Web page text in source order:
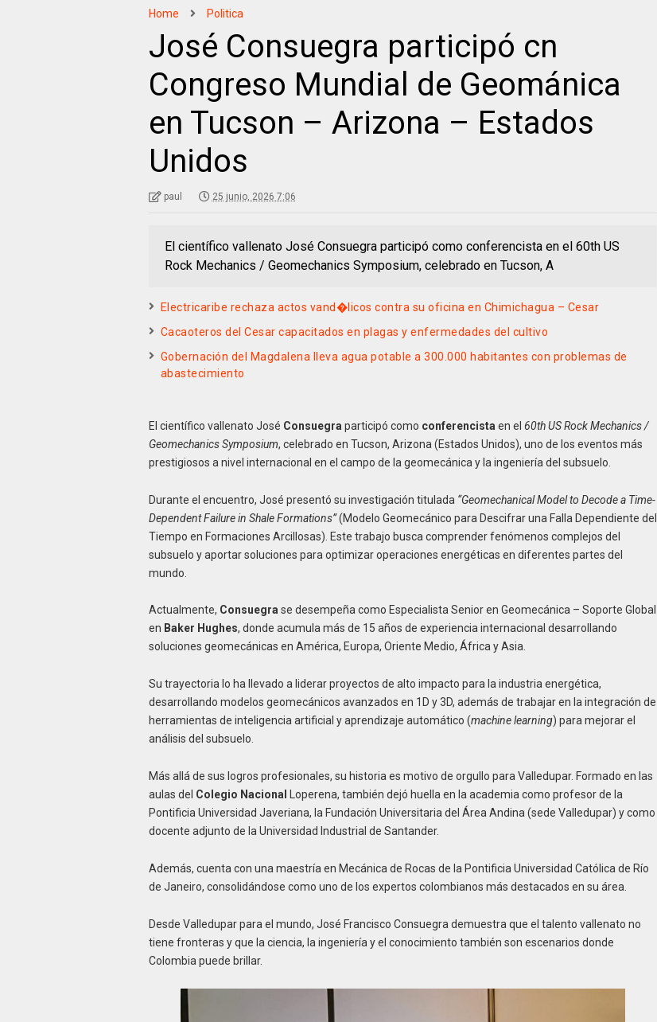
Home Politica
José Consuegra participó cn
Congreso Mundial de Geománica
en Tucson – Arizona – Estados
Unidos
paul 25 junio, 2026 7:06
El científico vallenato José Consuegra participó como conferencista en el 60th US
Rock Mechanics / Geomechanics Symposium, celebrado en Tucson, A
Electricaribe rechaza actos vand�licos contra su oficina en Chimichagua – Cesar
Cacaoteros del Cesar capacitados en plagas y enfermedades del cultivo
Gobernación del Magdalena lleva agua potable a 300.000 habitantes con problemas de
abastecimiento
El científico vallenato José Consuegra participó como conferencista en el 60th US Rock Mechanics /
Geomechanics Symposium, celebrado en Tucson, Arizona (Estados Unidos), uno de los eventos más
prestigiosos a nivel internacional en el campo de la geomecánica y la ingeniería del subsuelo.
Durante el encuentro, José presentó su investigación titulada “Geomechanical Model to Decode a Time-
Dependent Failure in Shale Formations”(Modelo Geomecánico para Descifrar una Falla Dependiente del
Tiempo en Formaciones Arcillosas). Este trabajo busca comprender fenómenos complejos del
subsuelo y aportar soluciones para optimizar operaciones energéticas en diferentes partes del
mundo.
Actualmente, Consuegra se desempeña como Especialista Senior en Geomecánica – Soporte Global
en Baker Hughes, donde acumula más de 15 años de experiencia internacional desarrollando
soluciones geomecánicas en América, Europa, Oriente Medio, África y Asia.
Su trayectoria lo ha llevado a liderar proyectos de alto impacto para la industria energética,
desarrollando modelos geomecánicos avanzados en 1D y 3D, además de trabajar en la integración de
herramientas de inteligencia artificial y aprendizaje automático (machine learning) para mejorar el
análisis del subsuelo.
Más allá de sus logros profesionales, su historia es motivo de orgullo para Valledupar. Formado en las
aulas del Colegio Nacional
Loperena, también dejó huella en la academia como profesor de la
Pontificia Universidad Javeriana, la Fundación Universitaria del Área Andina (sede Valledupar) y como
docente adjunto de la Universidad Industrial de Santander.
Además, cuenta con una maestría en Mecánica de Rocas de la Pontificia Universidad Católica de Río
de Janeiro, consolidándose como uno de los expertos colombianos más destacados en su área.
Desde Valledupar para el mundo, José Francisco Consuegra demuestra que el talento vallenato no
tiene fronteras y que la ciencia, la ingeniería y el conocimiento también son escenarios donde
Colombia puede brillar.